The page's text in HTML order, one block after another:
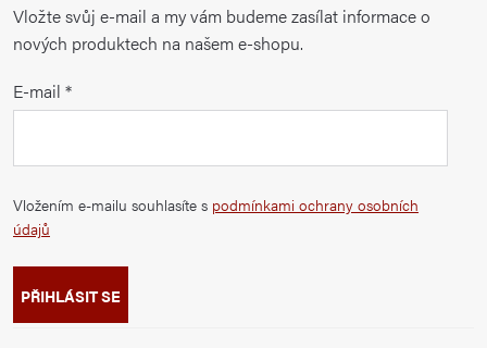
Vložte svůj e-mail a my vám budeme zasílat informace o
nových produktech na našem e-shopu.
E-mail
Vložením e-mailu souhlasíte s podmínkami ochrany osobních
údajů
PŘIHLÁSIT SE